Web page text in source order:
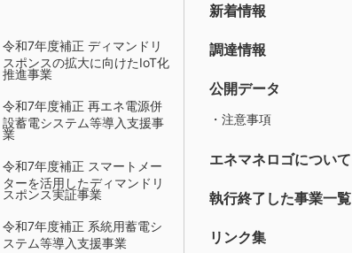
令和7年度補正 ディマンドリ
スポンスの拡大に向けたIoT化
推進事業
令和7年度補正 再エネ電源併
設蓄電システム等導入支援事
業
令和7年度補正 スマートメー
ターを活用したディマンドリ
スポンス実証事業
令和7年度補正 系統用蓄電シ
ステム等導入支援事業
新着情報
調達情報
公開データ
・注意事項
エネマネロゴについて
執行終了した事業一覧
リンク集